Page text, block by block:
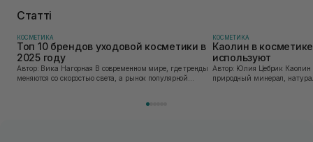
Статті
КОСМЕТИКА
Топ 10 брендов уходовой косметики в
2025 году
Автор: Вика Нагорная В современном мире, где тренды
меняются со скоростью света, а рынок популярной
КОСМЕТИКА
Каолин в
используют
Автор: Юлия Цебрик Каолин в косметологии – это
природный минерал,